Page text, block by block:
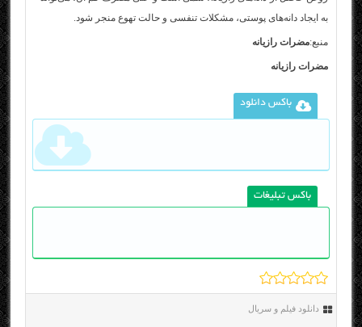
به ایجاد دانه‌های پوستی، مشکلات تنفسی و حالت تهوع منجر شود.
منبع:مضرات رازیانه
مضرات رازیانه
باکس دانلود
باکس تبلیغات
دانلود فیلم و سریال